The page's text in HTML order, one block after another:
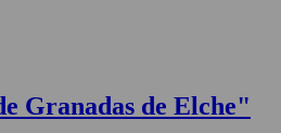
Granadas de Elche"